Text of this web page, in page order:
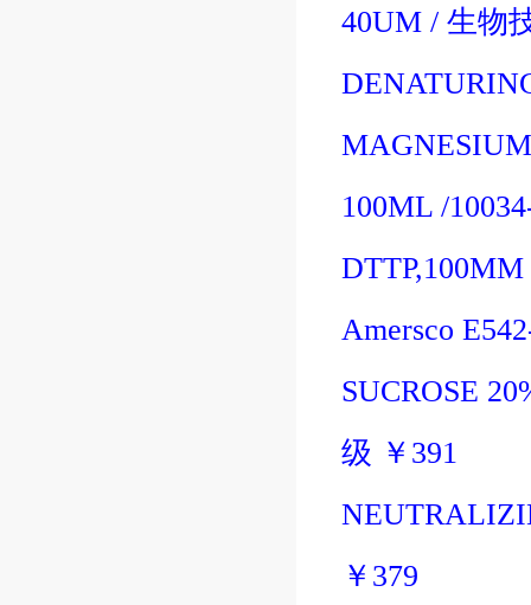
40UM / 生物
100ML /
Amersco
SUCROSE
级 ￥ 391
￥ 379